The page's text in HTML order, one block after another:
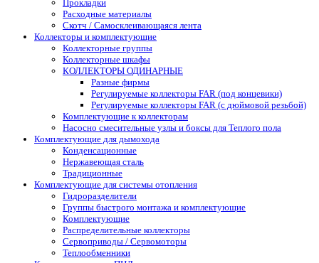
Прокладки
Расходные материалы
Скотч / Самосклеивающаяся лента
Коллекторы и комплектующие
Коллекторные группы
Коллекторные шкафы
КОЛЛЕКТОРЫ ОДИНАРНЫЕ
Разные фирмы
Регулируемые коллекторы FAR (под концевики)
Регулируемые коллекторы FAR (с дюймовой резьбой)
Комплектующие к коллекторам
Насосно смесительные узлы и боксы для Теплого пола
Комплектующие для дымохода
Конденсационные
Нержавеющая сталь
Традиционные
Комплектующие для системы отопления
Гидроразделители
Группы быстрого монтажа и комплектующие
Комплектующие
Распределительные коллекторы
Сервоприводы / Сервомоторы
Теплообменники